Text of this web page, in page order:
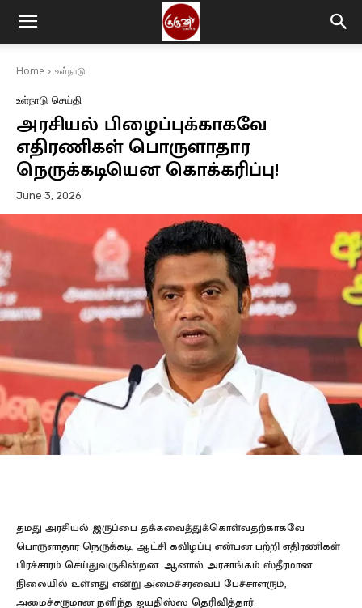
Home உள்நாடு
உள்நாடு செய்தி
அரசியல் பிழைப்புக்காகவே
எதிரணிகள் பொருளாதார
நெருக்கடியென கொக்கரிப்பு!
June 3, 2026
தமது அரசியல் இருப்பை தக்கவைத்துக்கொள்வதற்காகவே
பொருளாதார நெருக்கடி, ஆட்சி கவிழப்பு என்பன பற்றி எதிரணிகள்
பிரச்சாரம் செய்துவருகின்றன. ஆனால் அரசாங்கம் ஸ்தீரமான
நிலையில் உள்ளது என்று அமைச்சரவைப் பேச்சாளரும்,
அமைச்சருமான நளிந்த ஜயதிஸ்ஸ தெரிவித்தார்.